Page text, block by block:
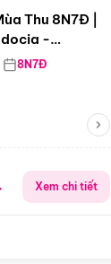
Thu 8N7Đ |
-
8N7Đ
Xem chi tiết